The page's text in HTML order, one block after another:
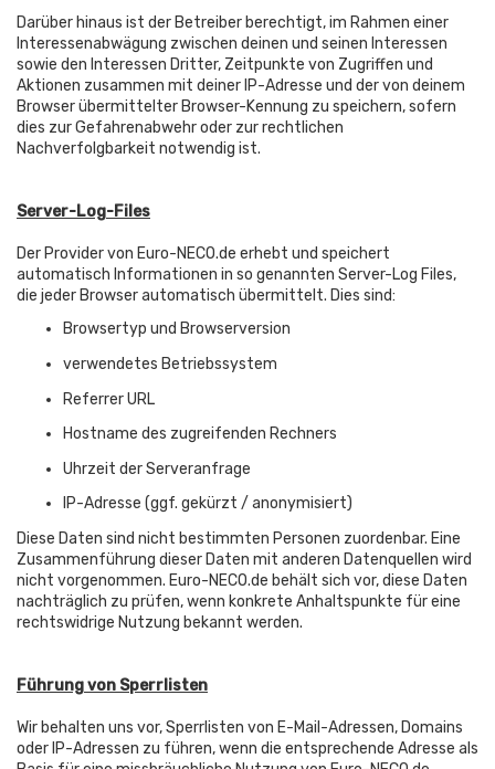
Darüber hinaus ist der Betreiber berechtigt, im Rahmen einer
Interessenabwägung zwischen deinen und seinen Interessen
sowie den Interessen Dritter, Zeitpunkte von Zugriffen und
Aktionen zusammen mit deiner IP-Adresse und der von deinem
Browser übermittelter Browser-Kennung zu speichern, sofern
dies zur Gefahrenabwehr oder zur rechtlichen
Nachverfolgbarkeit notwendig ist.
Server-Log-Files
Der Provider von Euro-NECO.de erhebt und speichert
automatisch Informationen in so genannten Server-Log Files,
die jeder Browser automatisch übermittelt. Dies sind:
Browsertyp und Browserversion
verwendetes Betriebssystem
Referrer URL
Hostname des zugreifenden Rechners
Uhrzeit der Serveranfrage
IP-Adresse (ggf. gekürzt / anonymisiert)
Diese Daten sind nicht bestimmten Personen zuordenbar. Eine
Zusammenführung dieser Daten mit anderen Datenquellen wird
nicht vorgenommen. Euro-NECO.de behält sich vor, diese Daten
nachträglich zu prüfen, wenn konkrete Anhaltspunkte für eine
rechtswidrige Nutzung bekannt werden.
Führung von Sperrlisten
Wir behalten uns vor, Sperrlisten von E-Mail-Adressen, Domains
oder IP-Adressen zu führen, wenn die entsprechende Adresse als